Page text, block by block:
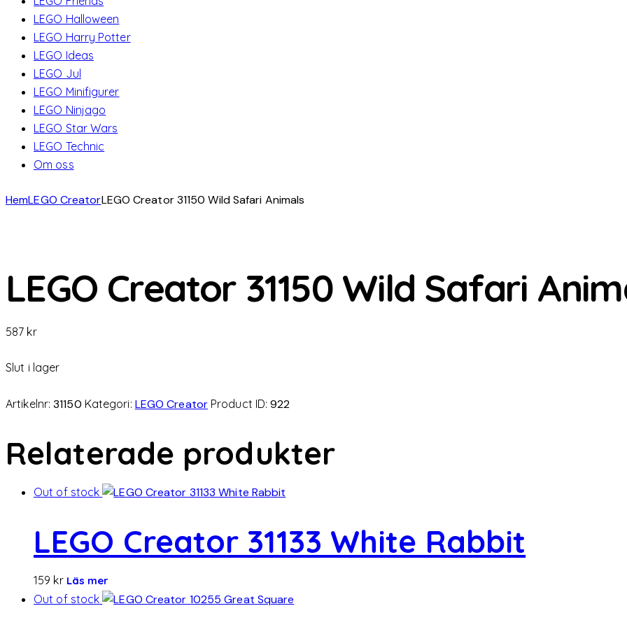
LEGO Halloween
LEGO Harry Potter
LEGO Ideas
LEGO Jul
LEGO Minifigurer
LEGO Ninjago
LEGO Star Wars
LEGO Technic
Om oss
HemLEGO CreatorLEGO Creator 31150 Wild Safari Animals
LEGO Creator 31150 Wild Safari
587 kr
Slut i lager
Artikelnr:31150 Kategori: LEGO Creator Product ID:922
Relaterade produkter
Out of stock
LEGO Creator 31133 White Rabbit
159 kr Läs mer
Out of stock